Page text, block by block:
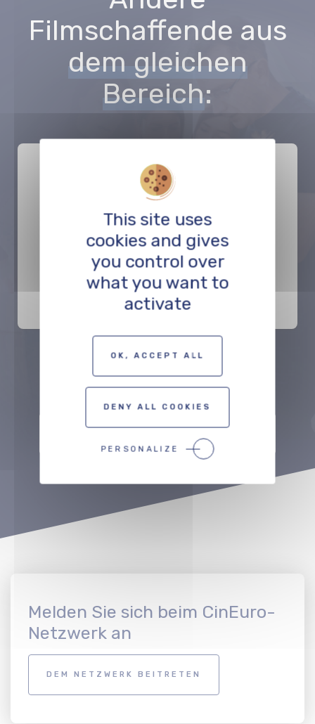
Filmschaffende aus
dem gleichen
Bereich:
Left Field Ventures
PRODUKTION
PrécédentSuivant
Melden Sie sich beim CinEuro-
Netzwerk an
DEM NETZWERK BEITRETEN
This site uses
cookies and gives
you control over
what you want to
activate
OK, ACCEPT ALL
DENY ALL COOKIES
PERSONALIZE